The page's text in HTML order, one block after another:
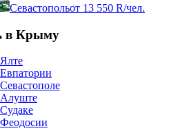
Севастопольот 13 550 R/чел.
в Крыму
Алуште